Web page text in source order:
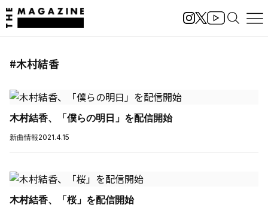
#木村結香
木村結香、「僕らの明日」を配信開始
新曲情報2021.4.15
木村結香、「桜」を配信開始